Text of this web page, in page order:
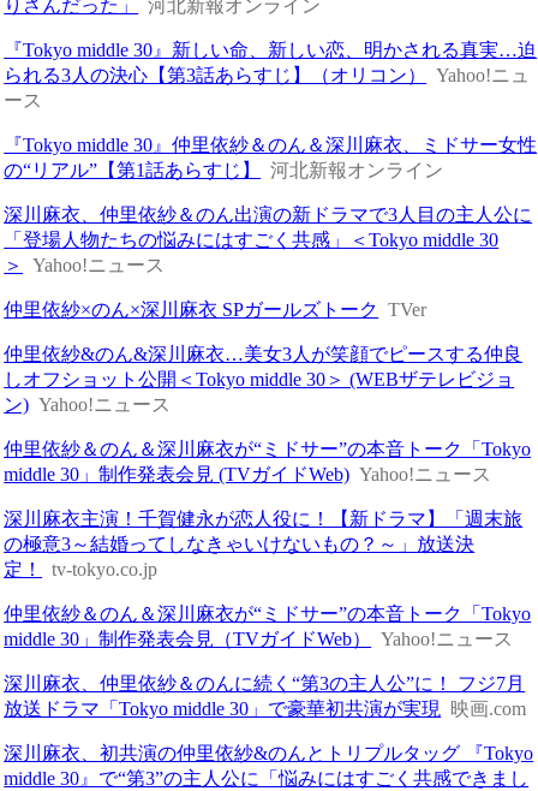
りさんだった」
河北新報オンライン
『Tokyo middle 30』新しい命、新しい恋、明かされる真実…迫
られる3人の決心【第3話あらすじ】（オリコン）
Yahoo!ニュ
ース
『Tokyo middle 30』仲里依紗＆のん＆深川麻衣、ミドサー女性
の“リアル”【第1話あらすじ】
河北新報オンライン
深川麻衣、仲里依紗＆のん出演の新ドラマで3人目の主人公に
「登場人物たちの悩みにはすごく共感」＜Tokyo middle 30
＞
Yahoo!ニュース
仲里依紗×のん×深川麻衣 SPガールズトーク TVer
仲里依紗&のん&深川麻衣…美女3人が笑顔でピースする仲良
しオフショット公開＜Tokyo middle 30＞ (WEBザテレビジョ
ン) Yahoo!ニュース
仲里依紗＆のん＆深川麻衣が“ミドサー”の本音トーク「Tokyo
middle 30」制作発表会見 (TVガイドWeb) Yahoo!ニュース
深川麻衣主演！千賀健永が恋人役に！【新ドラマ】「週末旅
の極意3～結婚ってしなきゃいけないもの？～」放送決
定！
tv-tokyo.co.jp
仲里依紗＆のん＆深川麻衣が“ミドサー”の本音トーク「Tokyo
middle 30」制作発表会見（TVガイドWeb）
Yahoo!ニュース
深川麻衣、仲里依紗＆のんに続く“第3の主人公”に！ フジ7月
放送ドラマ「Tokyo middle 30」で豪華初共演が実現 映画.com
深川麻衣、初共演の仲里依紗&のんとトリプルタッグ 『Tokyo
middle 30』で“第3”の主人公に「悩みにはすごく共感できまし